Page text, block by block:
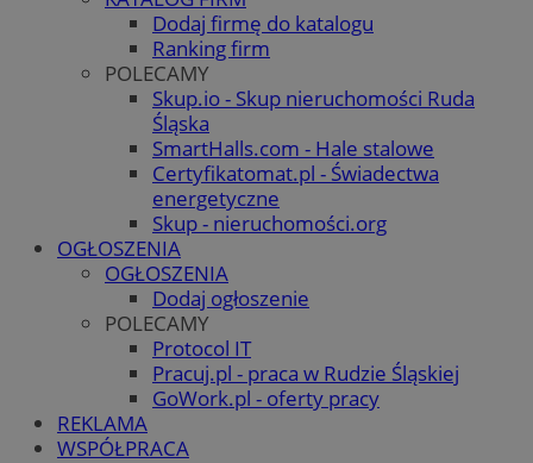
Dodaj firmę do katalogu
Ranking firm
POLECAMY
Skup.io - Skup nieruchomości Ruda
Śląska
SmartHalls.com - Hale stalowe
Certyfikatomat.pl - Świadectwa
energetyczne
Skup - nieruchomości.org
OGŁOSZENIA
OGŁOSZENIA
Dodaj ogłoszenie
POLECAMY
Protocol IT
Pracuj.pl - praca w Rudzie Śląskiej
GoWork.pl - oferty pracy
REKLAMA
WSPÓŁPRACA